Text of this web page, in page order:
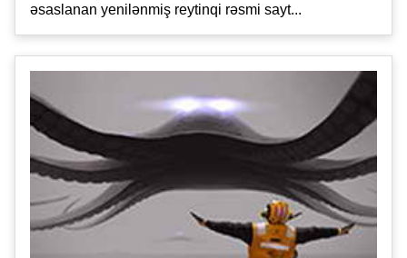
əsaslanan yenilənmiş reytinqi rəsmi sayt...